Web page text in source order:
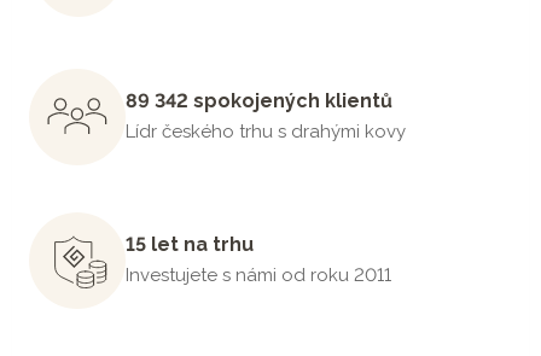
89 342 spokojených klientů
Lídr českého trhu s drahými kovy
15 let na trhu
Investujete s námi od roku 2011